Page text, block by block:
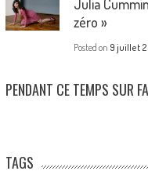
Julia
zéro »
Posted on 9 juillet
PENDANT CE TEMPS SUR
TAGS